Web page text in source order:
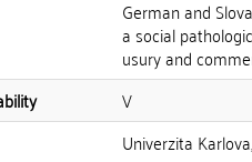
German and
a social
usury and
V
Univerzita